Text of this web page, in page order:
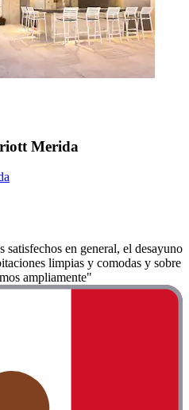
Merida
satisfechos en general, el desayuno
limpias y comodas y sobre
ampliamente"